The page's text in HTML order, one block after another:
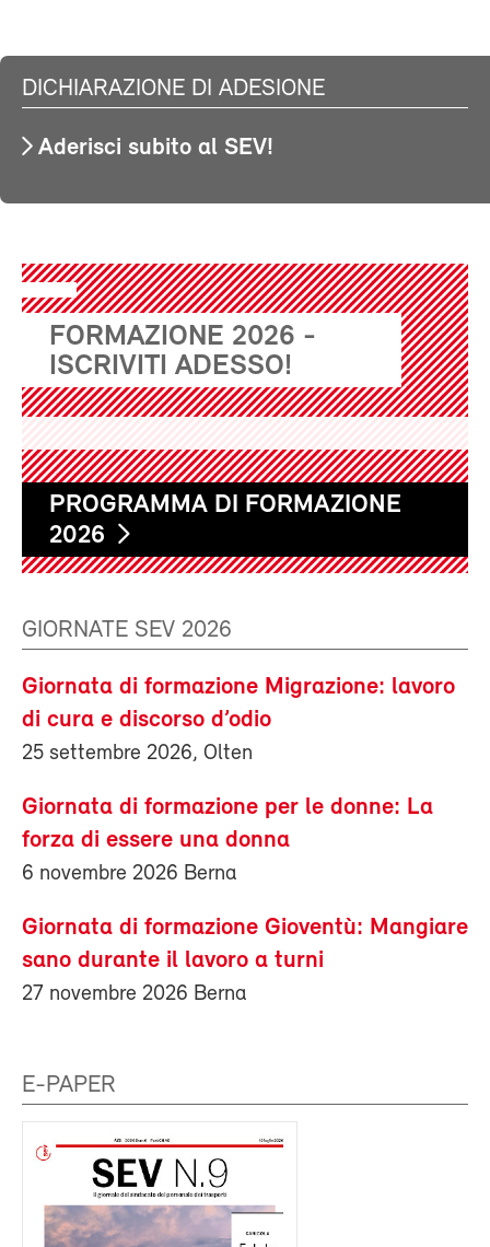
DICHIARAZIONE DI ADESIONE
Aderisci subito al SEV!
FORMAZIONE 2026 -
ISCRIVITI ADESSO!
PROGRAMMA DI FORMAZIONE
2026
GIORNATE SEV 2026
Giornata di formazione Migrazione: lavoro
di cura e discorso d’odio
25 settembre 2026, Olten
Giornata di formazione per le donne: La
forza di essere una donna
6 novembre 2026 Berna
Giornata di formazione Gioventù: Mangiare
sano durante il lavoro a turni
27 novembre 2026 Berna
E-PAPER